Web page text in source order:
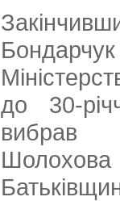
до 30-
вибрав